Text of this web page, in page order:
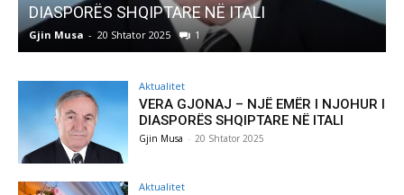
DIASPORËS SHQIPTARE NË ITALI
Gjin Musa - 20 Shtator 2025 1
Aktualitet
VERA GJONAJ – NJË EMËR I NJOHUR I
DIASPORËS SHQIPTARE NË ITALI
Gjin Musa - 20 Shtator 2025
Aktualitet